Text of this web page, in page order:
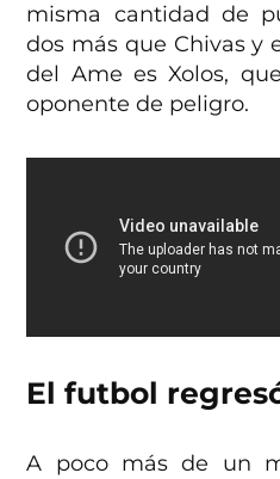
misma cantidad de
dos más que Chivas y
del Ame es Xolos,
oponente de peligro.
El futbol
A poco más de un